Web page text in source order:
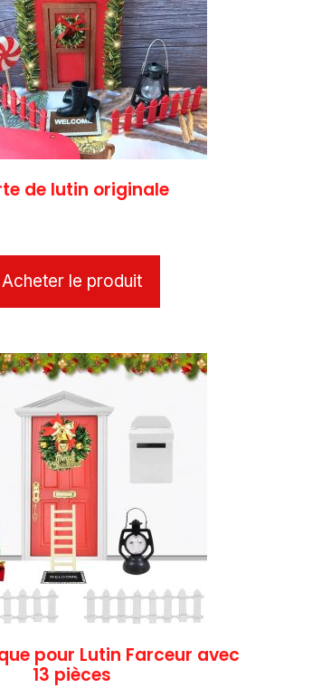
de lutin originale
Acheter le produit
pour Lutin Farceur avec
13 pièces